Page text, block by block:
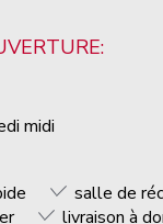
midi
salle de
livraison à